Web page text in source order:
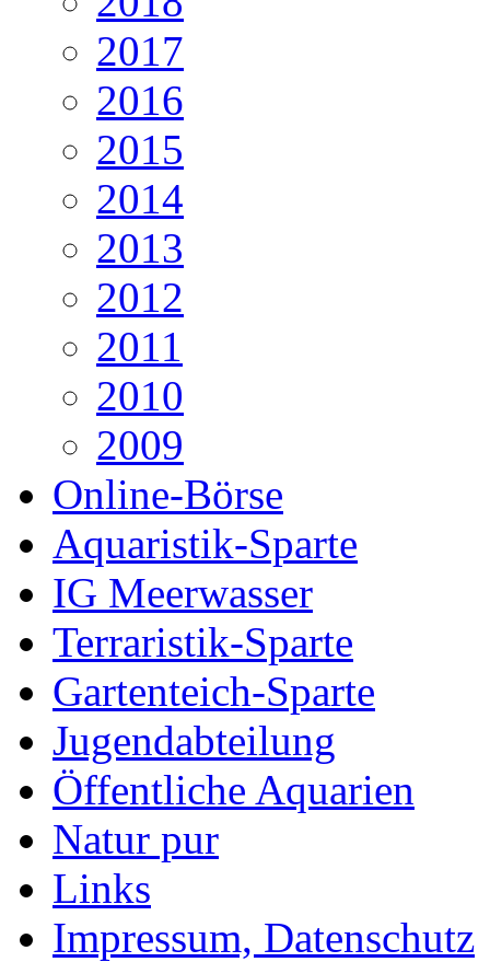
2017
2016
2015
2014
2013
2012
2011
2010
2009
Online-Börse
Aquaristik-Sparte
IG Meerwasser
Terraristik-Sparte
Gartenteich-Sparte
Jugendabteilung
Öffentliche Aquarien
Natur pur
Links
Impressum, Datenschutz